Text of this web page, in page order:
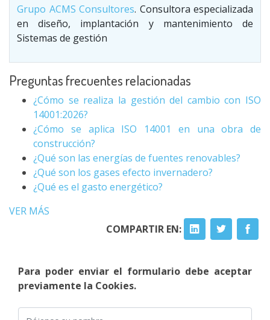
Grupo ACMS Consultores. Consultora especializada
en diseño, implantación y mantenimiento de
Sistemas de gestión
Preguntas frecuentes relacionadas
¿Cómo se realiza la gestión del cambio con ISO
14001:2026?
¿Cómo se aplica ISO 14001 en una obra de
construcción?
¿Qué son las energías de fuentes renovables?
¿Qué son los gases efecto invernadero?
¿Qué es el gasto energético?
VER MÁS
COMPARTIR EN:
Para poder enviar el formulario debe aceptar
previamente la Cookies.